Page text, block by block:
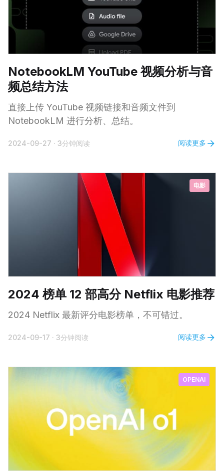
NotebookLM YouTube 视频分析与音
频总结方法
直接上传 YouTube 视频链接和音频文件到
NotebookLM 进行分析、总结。
2024-09-27 · 3分钟阅读 阅读更多
电影
2024 榜单 12 部高分 Netflix 电影推荐
2024 Netflix 最新评分电影榜单，不可错过。
2024-09-17 · 3分钟阅读 阅读更多
OPENAI